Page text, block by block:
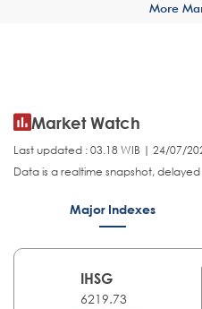
More
Market Watch
Last updated : 03.18 WIB | 24/07/
Data is a realtime snapshot,
Major Indexes
IHSG
6219.73